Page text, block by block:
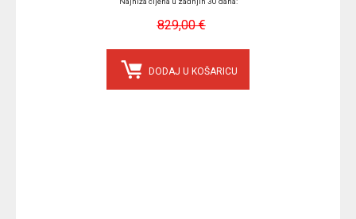
829,00 €
DODAJ U KOŠARICU